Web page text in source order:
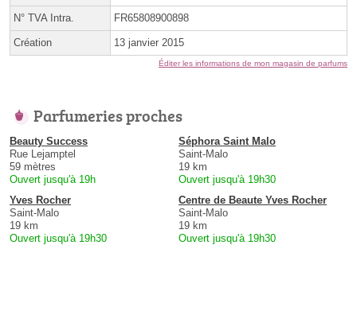
N° TVA Intra. FR65808900898
Création 13 janvier 2015
Éditer les informations de mon magasin de parfums
Parfumeries proches
Beauty Success
Rue Lejamptel
59 mètres
Ouvert jusqu'à 19h
Séphora Saint Malo
Saint-Malo
19 km
Ouvert jusqu'à 19h30
Yves Rocher
Saint-Malo
19 km
Ouvert jusqu'à 19h30
Centre de Beaute Yves Rocher
Saint-Malo
19 km
Ouvert jusqu'à 19h30